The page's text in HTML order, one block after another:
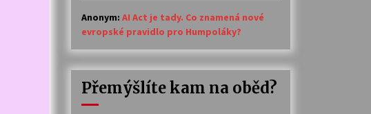
Anonym: AI Act je tady. Co znamená nové
evropské pravidlo pro Humpoláky?
Přemýšlíte kam na oběd?